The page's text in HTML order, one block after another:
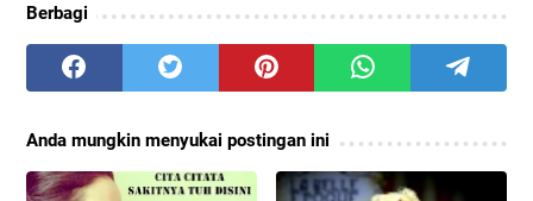
Berbagi
Anda mungkin menyukai postingan ini